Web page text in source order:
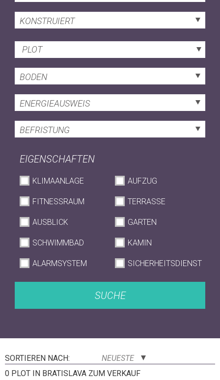
KONSTRUIERT
PLOT
BODEN
ENERGIEAUSWEIS
BEFRISTUNG
EIGENSCHAFTEN
KLIMAANLAGE AUFZUG
FITNESSRAUM TERRASSE
AUSBLICK GARTEN
SCHWIMMBAD KAMIN
ALARMSYSTEM SICHERHEITSDIENST
SUCHE
SORTIEREN NACH:
NEUESTE
0 PLOT IN BRATISLAVA ZUM VERKAUF